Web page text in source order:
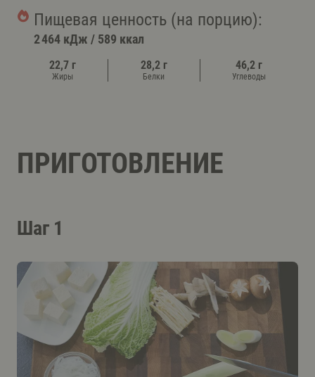
Пищевая ценность (на порцию):
2 464 кДж / 589 ккал
22,7 г
Жиры
28,2 г
Белки
46,2 г
Углеводы
ПРИГОТОВЛЕНИЕ
Шаг 1